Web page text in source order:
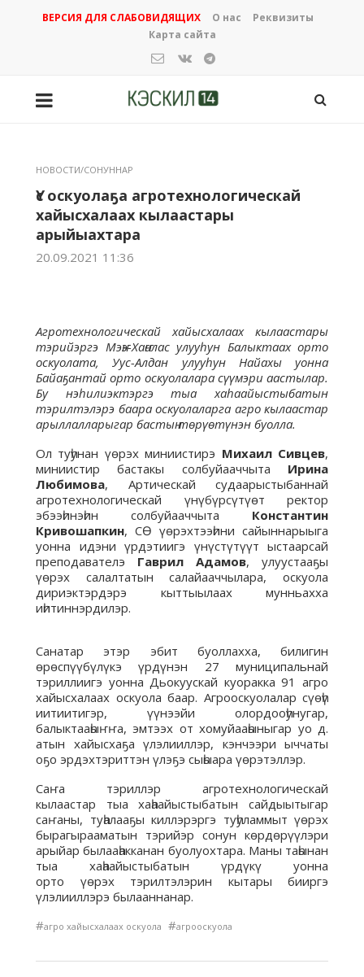
ВЕРСИЯ ДЛЯ СЛАБОВИДЯЩИХ О нас
Реквизиты
Карта сайта
НОВОСТИ/СОНУННАР
Үс оскуолаҕа агротехнологическай
хайысхалаах кылаастары
арыйыахтара
20.09.2021 11:36
Агротехнологическай хайысхалаах кылаастары
тэрийэргэ Мэҥэ-Хаҥалас улууһун Балыктаах орто
оскуолата, Уус-Алдан улууһун Найахы уонна
Байаҕантай орто оскуолалара сүүмэри аастылар.
Бу нэһилиэктэргэ тыа хаһаайыстыбатын
тэрилтэлэрэ баара оскуолаларга агро кылаастар
арыллалларыгар бастыҥ төрүөтүнэн буолла.
Ол туһунан үөрэх миниистирэ Михаил Сивцев,
миниистир бастакы солбуйааччыта Ирина
Любимова, Артическай судаарыстыбаннай
агротехнологическай үнүбүрсүтүөт ректор
эбээһинэһин солбуйааччыта Константин
Кривошапкин, СӨ үөрэхтээһини сайыннарыыга
уонна идэни үрдэтиигэ үнүстүтүүт ыстаарсай
преподавателэ Гаврил Адамов, улуустааҕы
үөрэх салалтатын салайааччылара, оскуола
дириэктэрдэрэ кыттыылаах мунньахха
иһитиннэрдилэр.
Санатар этэр эбит буоллахха, билигин
өрөспүүбүлүкэ үрдүнэн 27 муниципальнай
тэриллиигэ уонна Дьокуускай куоракка 91 агро
хайысхалаах оскуола баар. Агрооскуолалар сүөһү
иитиитигэр, үүнээйи олордооһунугар,
балыктааһыҥҥа, эмтээх от хомуйааһыныгар уо д.
атын хайысхаҕа үлэлииллэр, кэнчээри ыччаты
оҕо эрдэхтэриттэн үлэҕэ сыһыара үөрэтэллэр.
Саҥа тэриллэр агротехнологическай
кылаастар тыа хаһаайыстыбатын сайдыытыгар
саҥаны, туһалааҕы киллэрэргэ туһуламмыт үөрэх
бырагырааматын тэрийэр сонун көрдөрүүлэри
арыйар былааһакканан буолуохтара. Маны таһынан
тыа хаһаайыстыбатын үрдүкү уонна
орто үөрэх тэрилтэлэрин кытары бииргэ
үлэлииллэрэ былааннанар.
#агро хайысхалаах оскуола #агрооскуола